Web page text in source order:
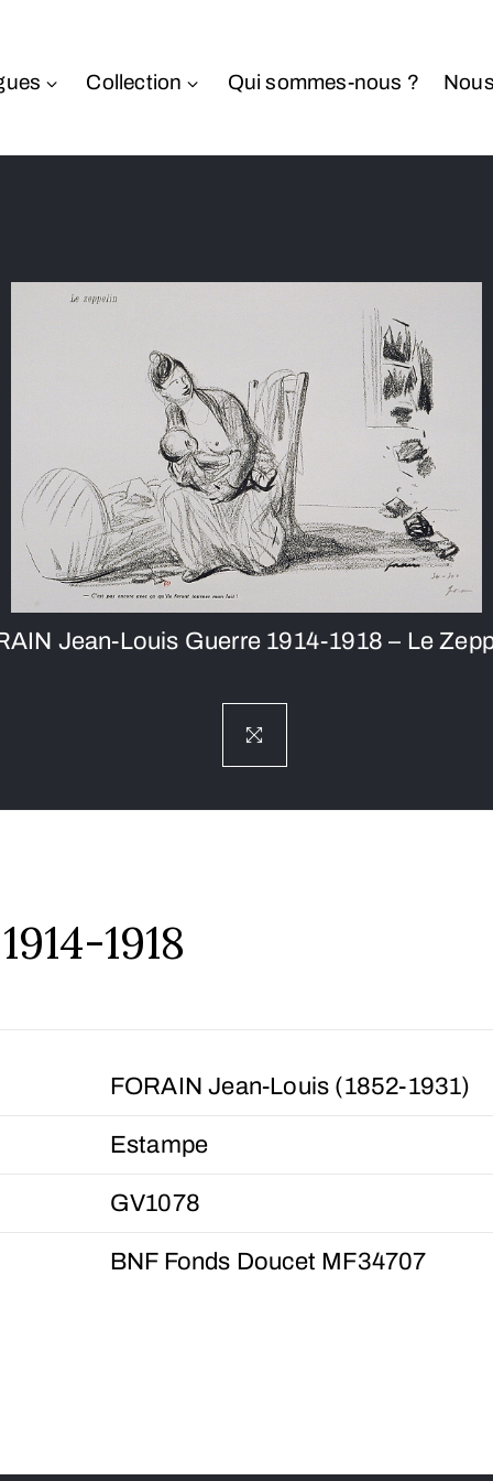
Collection Qui sommes-nous ?
Jean-Louis Guerre 1914-1918 – Le
1918
FORAIN Jean-Louis (1852-1931)
Estampe
GV1078
BNF Fonds Doucet MF34707